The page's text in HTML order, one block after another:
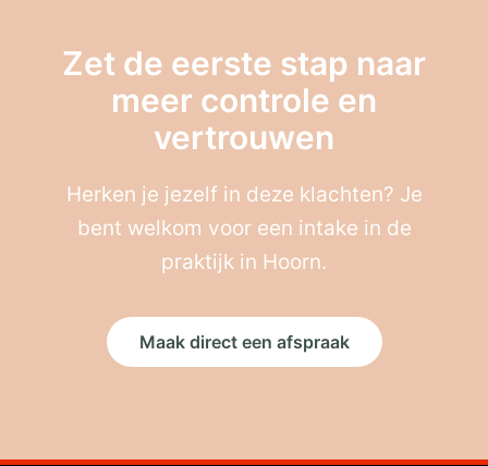
Zet de eerste stap naar
meer controle en
vertrouwen
Herken je jezelf in deze klachten? Je
bent welkom voor een intake in de
praktijk in Hoorn.
Maak direct een afspraak